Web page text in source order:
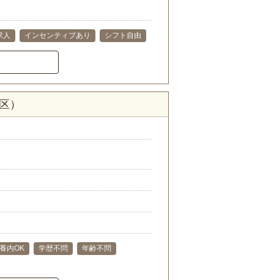
人 インセンティブあり シフト自由
）
内OK 学歴不問 年齢不問